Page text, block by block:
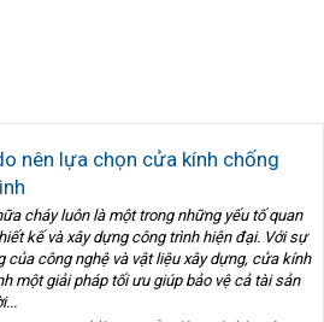
nên lựa chọn cửa kính chống
cháy luôn là một trong những yếu tố quan
kế và xây dựng công trình hiện đại. Với sự
của công nghệ và vật liệu xây dựng, cửa kính
một giải pháp tối ưu giúp bảo vệ cả tài sản